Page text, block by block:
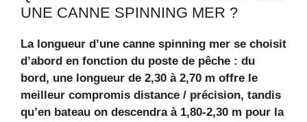
UNE CANNE SPINNING MER ?
La longueur d’une canne spinning mer se choisit
d’abord en fonction du poste de pêche : du
bord, une longueur de 2,30 à 2,70 m offre le
meilleur compromis distance / précision, tandis
qu’en bateau on descendra à 1,80‑2,30 m pour la